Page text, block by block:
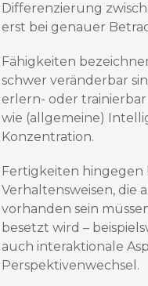
Differenzierung
erst bei genauer
Fähigkeiten
schwer veränderbar
erlern- oder
wie (allgemeine)
Konzentration.
Fertigkeiten hingegen
Verhal­tensweisen, die
vorhanden sein
besetzt wird –
auch interaktionale
Perspektivenwechsel.